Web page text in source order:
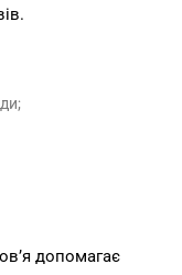
допомагає